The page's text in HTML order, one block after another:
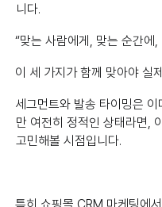
니다.
“맞는 사람에게, 맞는 순간에
이 세 가지가 함께 맞아야 실
세그먼트와 발송 타이밍은
만 여전히 정적인 상태라면,
고민해볼 시점입니다.